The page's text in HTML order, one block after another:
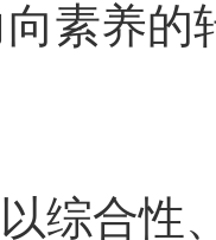
素养的
综合性